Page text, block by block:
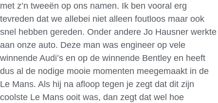
met z’n tweeën op ons namen. Ik ben vooral erg
tevreden dat we allebei niet alleen foutloos maar ook
snel hebben gereden. Onder andere Jo Hausner werkte
aan onze auto. Deze man was engineer op vele
winnende Audi’s en op de winnende Bentley en heeft
dus al de nodige mooie momenten meegemaakt in de
Le Mans. Als hij na afloop tegen je zegt dat dit zijn
coolste Le Mans ooit was, dan zegt dat wel hoe